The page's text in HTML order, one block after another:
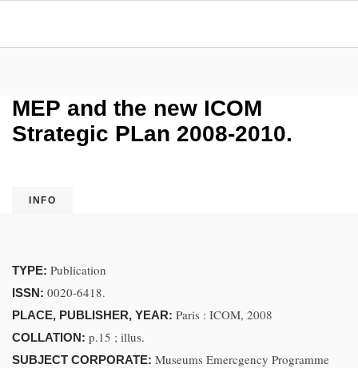
MEP and the new ICOM
Strategic PLan 2008-2010.
INFO
TYPE: Publication
ISSN: 0020-6418.
PLACE, PUBLISHER, YEAR: Paris : ICOM, 2008
COLLATION: p.15 ; illus.
SUBJECT CORPORATE: Museums Emercgency Programme